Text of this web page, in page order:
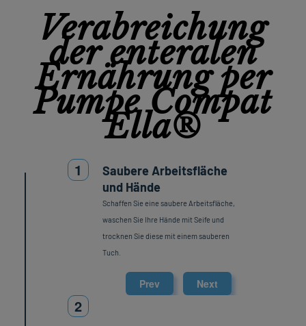
Verabreichung
der enteralen
Ernährung per
Pumpe Compat
Ella®
1
Saubere Arbeitsfläche
und Hände
Schaffen Sie eine saubere Arbeitsfläche,
waschen Sie Ihre Hände mit Seife und
trocknen Sie diese mit einem sauberen
Tuch.
Prev Next
2